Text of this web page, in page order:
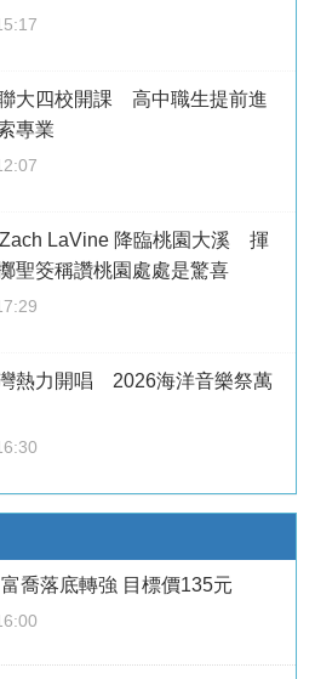
大四校開課 高中職生提前進
專業
LaVine 降臨桃園大溪 揮
聖筊稱讚桃園處處是驚喜
熱力開唱 2026海洋音樂祭萬
喬落底轉強 目標價135元